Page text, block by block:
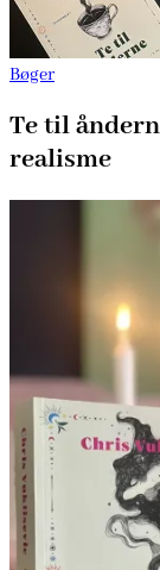
Bøger
Te til
realisme